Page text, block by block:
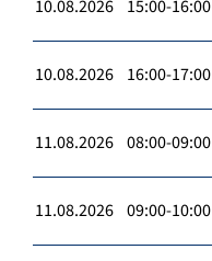
10.08.2026 15:00-16:00
10.08.2026 16:00-17:00
11.08.2026 08:00-09:00
11.08.2026 09:00-10:00